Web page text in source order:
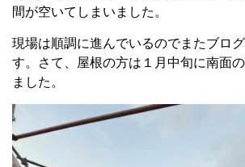
間が空いてしまいました。
現場は順調に進んでいるのでまたブロ
す。さて、屋根の方は１月中旬に南面
ました。